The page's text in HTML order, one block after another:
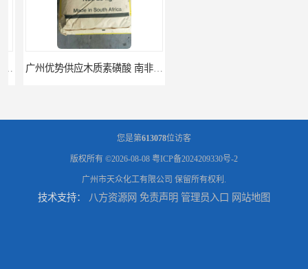
广州优势供应木质素磺酸 南非工业木质素磺酸 广州供应聚 工业聚 低价净水剂
您是第613078位访客
版权所有 ©2026-08-08 粤ICP备2024209330号-2
广州市天众化工有限公司 保留所有权利.
技术支持： 八方资源网 免责声明 管理员入口 网站地图